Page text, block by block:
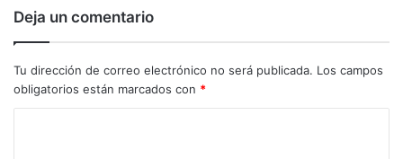
Deja un comentario
Tu dirección de correo electrónico no será publicada. Los campos
obligatorios están marcados con *